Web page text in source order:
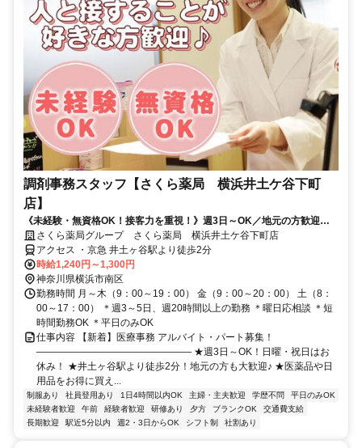
調剤事務スタッフ【さくら薬局 横浜井土ケ谷下町
店】
《未経験・無資格OK！接客力を重視！》週3日～OK／地元の方歓迎／
社員登用あり／社割で日用品などが最大半額♪
さくら薬局グループ さくら薬局 横浜井土ケ谷下町店
アクセス ・京急 井土ヶ谷駅より徒歩2分
時給1,240円～1,300円
神奈川県横浜市南区
勤務時間 月～木（9：00～19：00） 金（9：00～20：00） 土（8：
00～17：00） ＊週3～5日、週20時間以上の勤務 ＊曜日応相談 ＊短
時間勤務OK ＊平日のみOK
仕事内容 【新着】医療事務 アルバイト・パート募集！
―――――――――――――――― ★週3日～OK！日曜・祝日はお
休み！ ★井土ヶ谷駅より徒歩2分！地元の方も大歓迎♪ ★医薬品や日
用品をお得に買え...
制服あり 社員登用あり 1日4時間以内OK 主婦・主夫歓迎 学歴不問
平日のみOK
未経験者歓迎
午前 経験者歓迎 研修あり 夕方 ブランクOK
交通費支給
長期歓迎
駅近5分以内 週2・3日からOK シフト制 社割あり